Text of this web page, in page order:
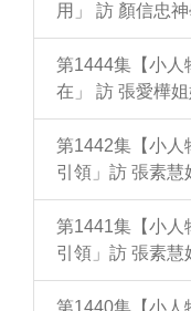
用」 訪 顏信忠
第1444集【小人
在」 訪 張愛樺
第1442集【小人
引領」訪 張素慧
第1441集【小人
引領」訪 張素慧
第1440集【小人